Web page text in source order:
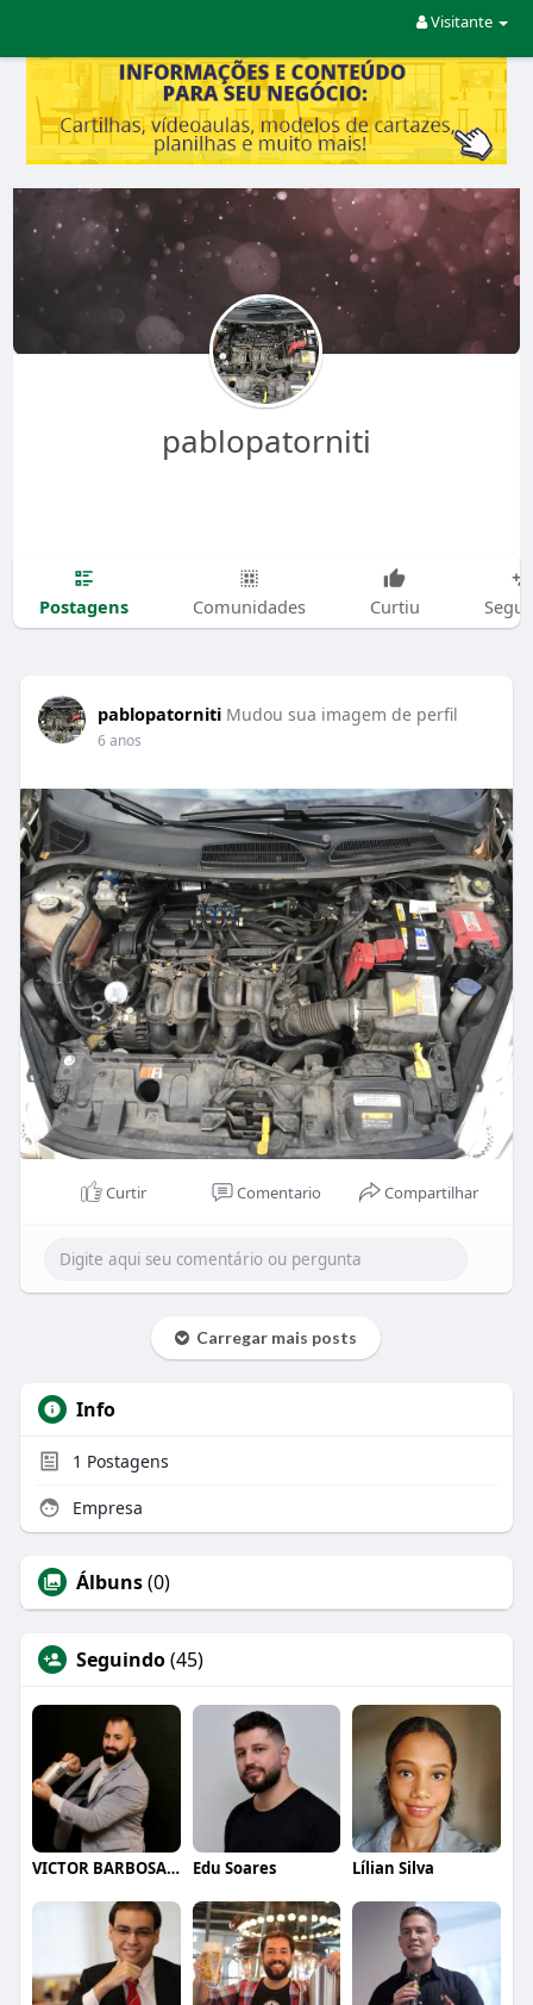
Visitante
pablopatorniti
Postagens Comunidades Curtiu
pablopatorniti Mudou sua imagem de perfil
6 anos
Curtir Comentario Compartilhar
Carregar mais posts
Info
1 Postagens
Empresa
Álbuns(0)
Seguindo(45)
VICTOR BARBOSA QUARANTA Edu Soares Lílian Silva